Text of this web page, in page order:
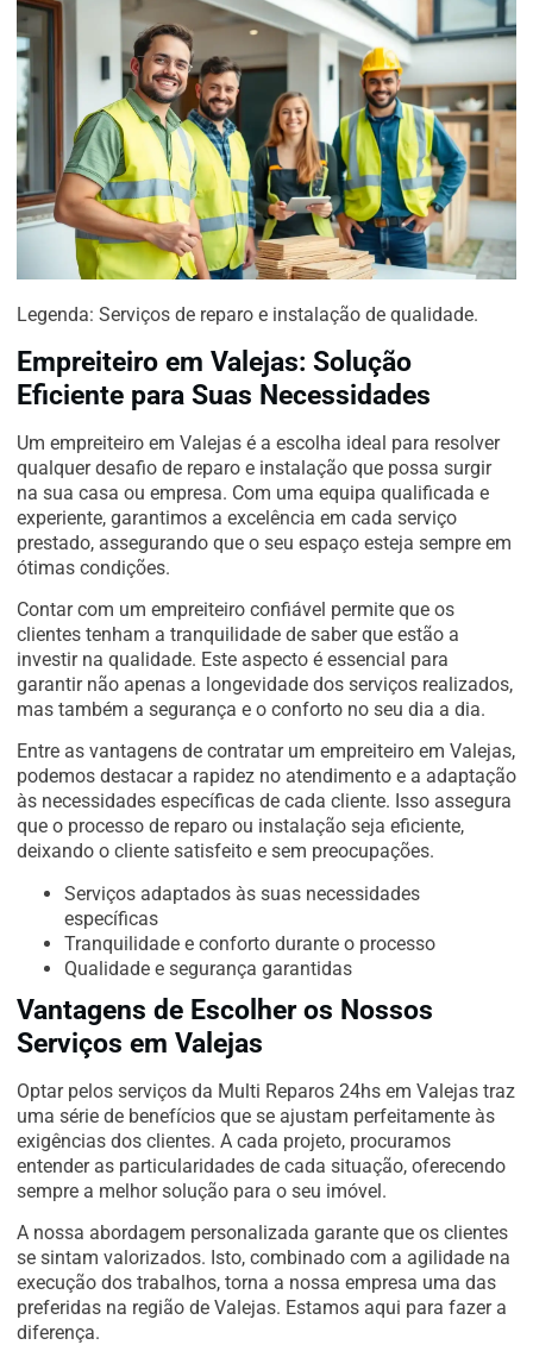
Legenda: Serviços de reparo e instalação de qualidade.
Empreiteiro em Valejas: Solução
Eficiente para Suas Necessidades
Um empreiteiro em Valejas é a escolha ideal para resolver
qualquer desafio de reparo e instalação que possa surgir
na sua casa ou empresa. Com uma equipa qualificada e
experiente, garantimos a excelência em cada serviço
prestado, assegurando que o seu espaço esteja sempre em
ótimas condições.
Contar com um empreiteiro confiável permite que os
clientes tenham a tranquilidade de saber que estão a
investir na qualidade. Este aspecto é essencial para
garantir não apenas a longevidade dos serviços realizados,
mas também a segurança e o conforto no seu dia a dia.
Entre as vantagens de contratar um empreiteiro em Valejas,
podemos destacar a rapidez no atendimento e a adaptação
às necessidades específicas de cada cliente. Isso assegura
que o processo de reparo ou instalação seja eficiente,
deixando o cliente satisfeito e sem preocupações.
Serviços adaptados às suas necessidades
específicas
Tranquilidade e conforto durante o processo
Qualidade e segurança garantidas
Vantagens de Escolher os Nossos
Serviços em Valejas
Optar pelos serviços da Multi Reparos 24hs em Valejas traz
uma série de benefícios que se ajustam perfeitamente às
exigências dos clientes. A cada projeto, procuramos
entender as particularidades de cada situação, oferecendo
sempre a melhor solução para o seu imóvel.
A nossa abordagem personalizada garante que os clientes
se sintam valorizados. Isto, combinado com a agilidade na
execução dos trabalhos, torna a nossa empresa uma das
preferidas na região de Valejas. Estamos aqui para fazer a
diferença.